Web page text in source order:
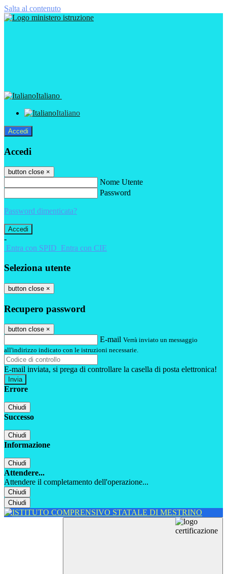
Salta al contenuto
Italiano
Italiano
Accedi
Accedi
button close ×
Nome Utente
Password
Password dimenticata?
-
Entra con SPID Entra con CIE
Seleziona utente
button close ×
Recupero password
button close ×
E-mail Verrà inviato un messaggio
all'indirizzo indicato con le istruzioni necessarie.
E-mail inviata, si prega di controllare la casella di posta elettronica!
Errore
Chiudi
Successo
Chiudi
Informazione
Chiudi
Attendere...
Attendere il completamento dell'operazione...
Chiudi
Chiudi